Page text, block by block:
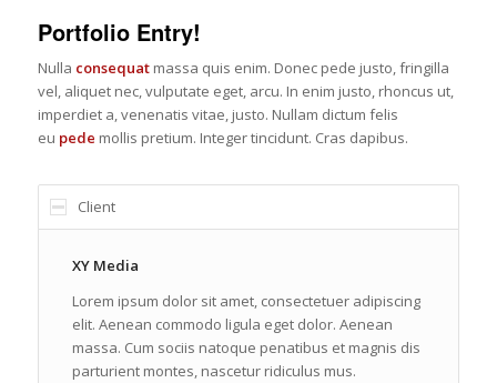
Portfolio Entry!
Nulla consequatmassa quis enim. Donec pede justo, fringilla
vel, aliquet nec, vulputate eget, arcu. In enim justo, rhoncus ut,
imperdiet a, venenatis vitae, justo. Nullam dictum felis
eu pede mollis pretium. Integer tincidunt. Cras dapibus.
Client
XY Media
Lorem ipsum dolor sit amet, consectetuer adipiscing
elit. Aenean commodo ligula eget dolor. Aenean
massa. Cum sociis natoque penatibus et magnis dis
parturient montes, nascetur ridiculus mus.